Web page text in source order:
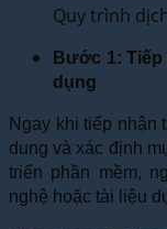
Quy trình
Bước 1:
dụng
Ngay khi tiếp nhận
dung và xác định
triển phần mềm,
nghệ hoặc tài liệu